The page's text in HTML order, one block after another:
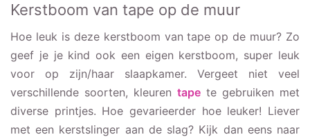
Kerstboom van tape op de muur
Hoe leuk is deze kerstboom van tape op de muur? Zo
geef je je kind ook een eigen kerstboom, super leuk
voor op zijn/haar slaapkamer. Vergeet niet veel
verschillende soorten, kleuren tape te gebruiken met
diverse printjes. Hoe gevarieerder hoe leuker! Liever
met een kerstslinger aan de slag? Kijk dan eens naar